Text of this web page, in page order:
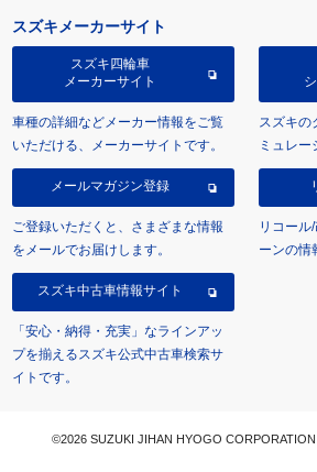
スズキメーカーサイト
スズキ四輪車
メーカーサイト
車種の詳細などメーカー情報をご覧
いただける、メーカーサイトです。
スズキの
ミュレー
メールマガジン登録
ご登録いただくと、さまざまな情報
をメールでお届けします。
リコール
ーンの情
スズキ中古車情報サイト
「安心・納得・充実」なラインアッ
プを揃えるスズキ公式中古車検索サ
イトです。
©2026 SUZUKI JIHAN HYOGO CORPORATION